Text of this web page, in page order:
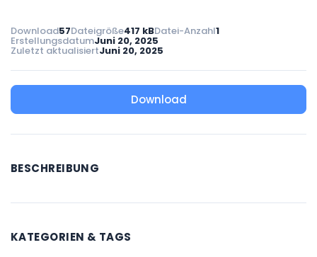
Download57Dateigröße417 kBDatei-Anzahl1
ErstellungsdatumJuni 20, 2025
Zuletzt aktualisiertJuni 20, 2025
Download
BESCHREIBUNG
KATEGORIEN & TAGS